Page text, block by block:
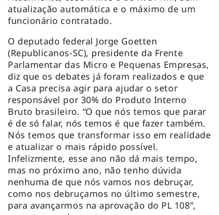
atualização automática e o máximo de um
funcionário contratado.
O deputado federal Jorge Goetten
(Republicanos-SC), presidente da Frente
Parlamentar das Micro e Pequenas Empresas,
diz que os debates já foram realizados e que
a Casa precisa agir para ajudar o setor
responsável por 30% do Produto Interno
Bruto brasileiro. “O que nós temos que parar
é de só falar, nós temos é que fazer também.
Nós temos que transformar isso em realidade
e atualizar o mais rápido possível.
Infelizmente, esse ano não dá mais tempo,
mas no próximo ano, não tenho dúvida
nenhuma de que nós vamos nos debruçar,
como nos debruçamos no último semestre,
para avançarmos na aprovação do PL 108”,